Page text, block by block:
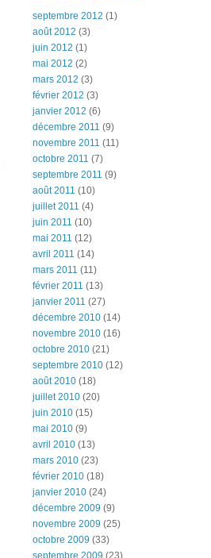
septembre 2012 (1)
août 2012 (3)
juin 2012 (1)
mai 2012 (2)
mars 2012 (3)
février 2012 (3)
janvier 2012 (6)
décembre 2011 (9)
novembre 2011 (11)
octobre 2011 (7)
septembre 2011 (9)
août 2011 (10)
juillet 2011 (4)
juin 2011 (10)
mai 2011 (12)
avril 2011 (14)
mars 2011 (11)
février 2011 (13)
janvier 2011 (27)
décembre 2010 (14)
novembre 2010 (16)
octobre 2010 (21)
septembre 2010 (12)
août 2010 (18)
juillet 2010 (20)
juin 2010 (15)
mai 2010 (9)
avril 2010 (13)
mars 2010 (23)
février 2010 (18)
janvier 2010 (24)
décembre 2009 (9)
novembre 2009 (25)
octobre 2009 (33)